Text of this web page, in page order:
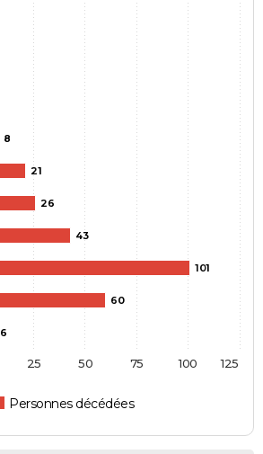
8
21
26
43
101
60
6
Personnes décédées
100
25 50 75 125